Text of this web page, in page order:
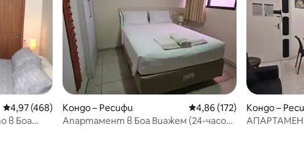
Средна оценка: 4,97 от 5, 468 отзива
4,97 (468)
в Боа
Кондо – Ресифи Средна оценка: 4,86 от 5,
4,86 (172)
Апартамент в Боа Виажем (24-часова
Кондо –